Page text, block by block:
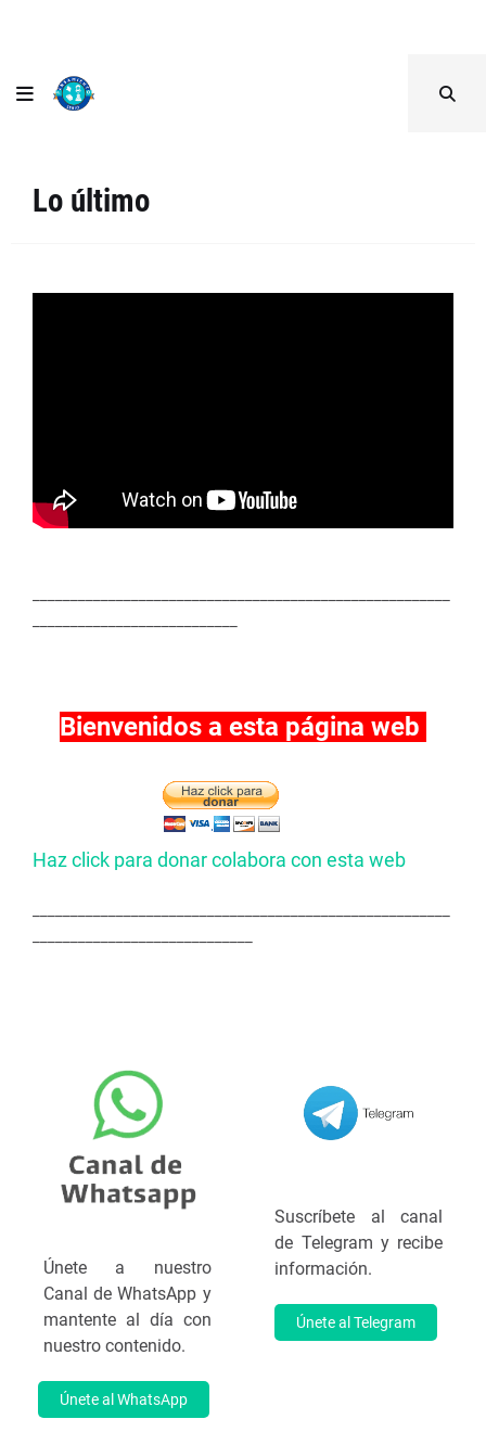
Lo último
Bienvenidos a esta página web
Haz click para donar colabora con esta web
Únete a nuestro
Canal de WhatsApp y
mantente al día con
nuestro contenido.
Únete al WhatsApp
Suscríbete al canal
de Telegram y recibe
información.
Únete al Telegram